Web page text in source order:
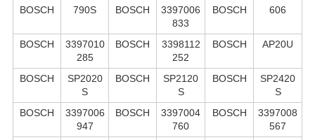
BOSCH 790S BOSCH
3397006
833
BOSCH 606
BOSCH
3397010
285
BOSCH
3398112
252
BOSCH AP20U
BOSCH
SP2020
S
BOSCH
SP2120
S
BOSCH
SP2420
S
BOSCH
3397006
947
BOSCH
3397004
760
BOSCH
3397008
567